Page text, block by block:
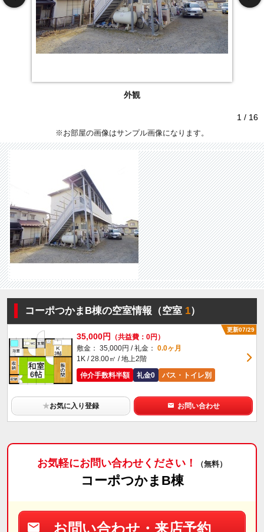
外観
1 / 16
※お部屋の画像はサンプル画像になります。
コーポつかまB棟の空室情報（空室1）
更新07/29
35,000円
（共益費：0円）
敷金： 35,000円 / 礼金： 0.0ヶ月
1K / 28.00㎡ / 地上2階
仲介手数料半額
礼金0 バス・トイレ別
★お気に入り登録 お問い合わせ
お気軽にお問い合わせください！ （無料）
コーポつかまB棟
お問い合わせ・来店予約